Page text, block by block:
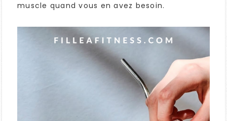
muscle quand vous en avez besoin.